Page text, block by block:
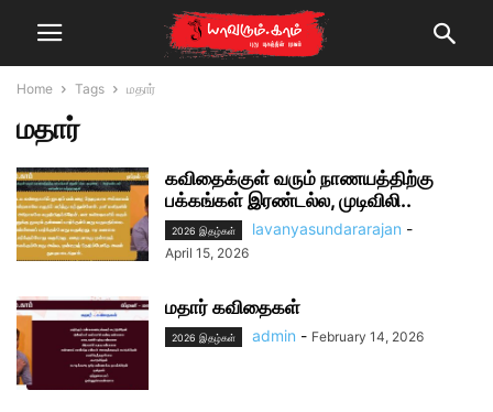
Home Tags மதார்
மதார்
கவிதைக்குள் வரும் நாணயத்திற்கு
பக்கங்கள் இரண்டல்ல, முடிவிலி..
2026 இதழ்கள் lavanyasundararajan -
April 15, 2026
மதார் கவிதைகள்
2026 இதழ்கள் admin - February 14, 2026